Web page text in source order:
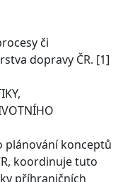
či
dopravy ČR. [1]
plánování konceptů
koordinuje tuto
příhraničních